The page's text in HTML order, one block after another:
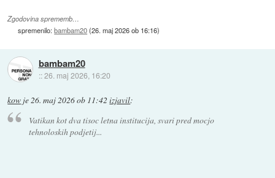
Zgodovina sprememb…
spremenilo:bambam20(26. maj 2026 ob 16:16)
bambam20
::26. maj 2026, 16:20
kow je26. maj 2026 ob 11:42 izjavil:
Vatikan kot dva tisoc letna institucija, svari pred mocjo
tehnoloskih podjetij...